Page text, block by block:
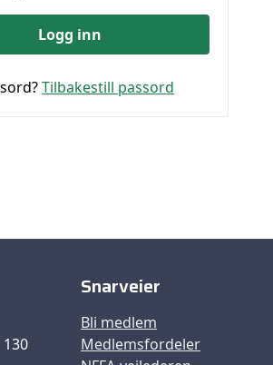
Logg inn
Tilbakestill passord
Snarveier
Bli medlem
Medlemsfordeler